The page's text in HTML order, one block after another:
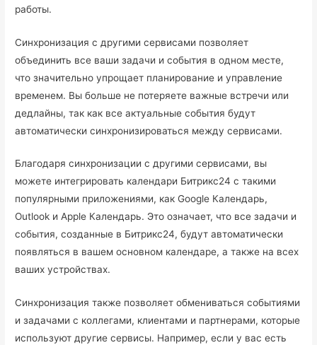
работы.
Синхронизация с другими сервисами позволяет
объединить все ваши задачи и события в одном месте,
что значительно упрощает планирование и управление
временем. Вы больше не потеряете важные встречи или
дедлайны, так как все актуальные события будут
автоматически синхронизироваться между сервисами.
Благодаря синхронизации с другими сервисами, вы
можете интегрировать календари Битрикс24 с такими
популярными приложениями, как Google Календарь,
Outlook и Apple Календарь. Это означает, что все задачи и
события, созданные в Битрикс24, будут автоматически
появляться в вашем основном календаре, а также на всех
ваших устройствах.
Синхронизация также позволяет обмениваться событиями
и задачами с коллегами, клиентами и партнерами, которые
используют другие сервисы. Например, если у вас есть